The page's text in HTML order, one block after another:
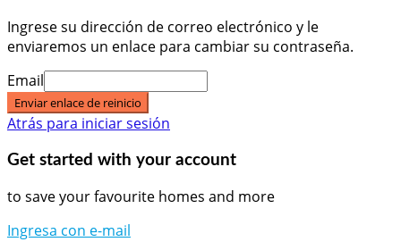
Ingrese su dirección de correo electrónico y le
enviaremos un enlace para cambiar su contraseña.
Email
Enviar enlace de reinicio
Atrás para iniciar sesión
Get started with your account
to save your favourite homes and more
Ingresa con e-mail